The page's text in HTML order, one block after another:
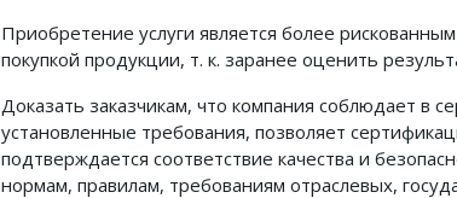
Приобретение услуги является более
покупкой продукции, т. к. заранее оценить
Доказать заказчикам, что компания соблюдает в
установленные требования, позволяет
подтверждается соответствие качества и
нормам, правилам, требованиям отраслевых,